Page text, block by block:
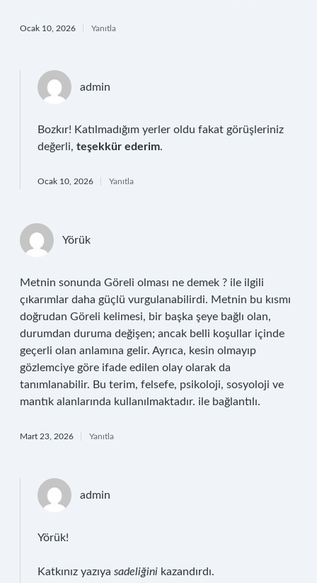
Ocak 10, 2026 Yanıtla
admin
Bozkır! Katılmadığım yerler oldu fakat görüşleriniz
değerli, teşekkür ederim.
Ocak 10, 2026 Yanıtla
Yörük
Metnin sonunda Göreli olması ne demek ? ile ilgili
çıkarımlar daha güçlü vurgulanabilirdi. Metnin bu kısmı
doğrudan Göreli kelimesi, bir başka şeye bağlı olan,
durumdan duruma değişen; ancak belli koşullar içinde
geçerli olan anlamına gelir. Ayrıca, kesin olmayıp
gözlemciye göre ifade edilen olay olarak da
tanımlanabilir. Bu terim, felsefe, psikoloji, sosyoloji ve
mantık alanlarında kullanılmaktadır. ile bağlantılı.
Mart 23, 2026 Yanıtla
admin
Yörük!
Katkınız yazıya sadeliğini kazandırdı.